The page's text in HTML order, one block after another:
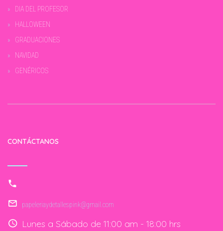
DIA DEL PROFESOR
HALLOWEEN
GRADUACIONES
NAVIDAD
GENÉRICOS
CONTÁCTANOS
papeleriaydetallespink@gmail.com
Lunes a Sábado de 11:00 am - 18:00 hrs